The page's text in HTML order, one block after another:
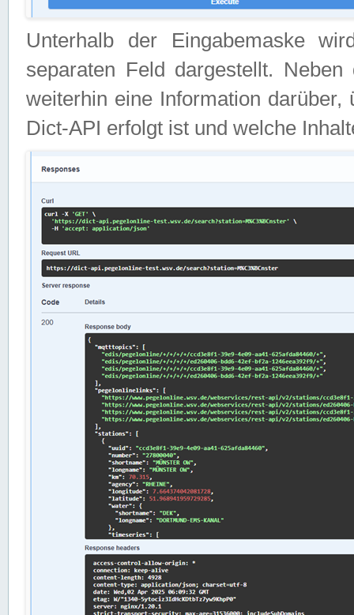
Unterhalb der Eingabemaske
separaten Feld dargestellt.
weiterhin eine Information
Dict-API erfolgt ist und welche